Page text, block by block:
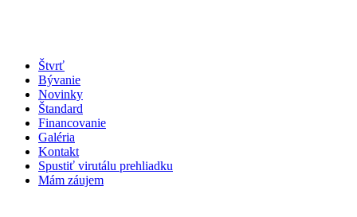
Štvrť
Bývanie
Novinky
Štandard
Financovanie
Galéria
Kontakt
Spustiť virutálu prehliadku
Mám záujem